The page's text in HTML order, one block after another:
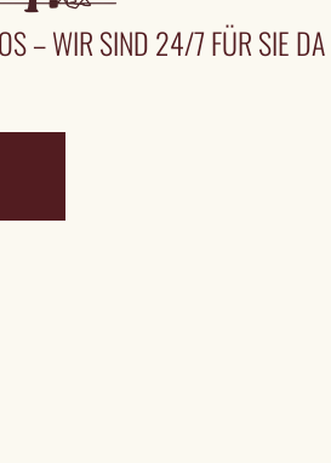
– WIR SIND 24/7 FÜR SIE DA